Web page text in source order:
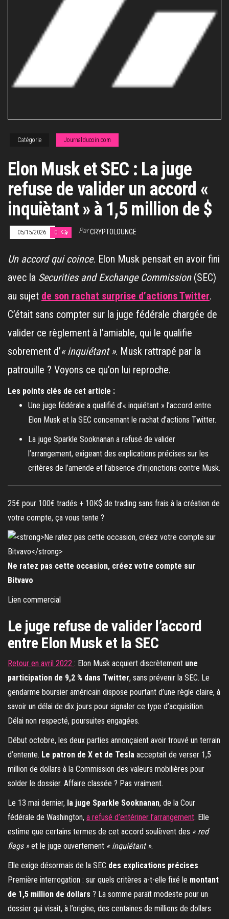
Catégorie Journalducoin.com
Elon Musk et SEC : La juge
refuse de valider un accord «
inquiètant » à 1,5 million de $
05/15/2026 0 ParCRYPTOLOUNGE
Un accord qui coince. Elon Musk pensait en avoir fini
avec la Securities and Exchange Commission(SEC)
au sujet de son rachat surprise d’actions Twitter.
C’était sans compter sur la juge fédérale chargée de
valider ce règlement à l’amiable, qui le qualifie
sobrement d’« inquiétant ». Musk rattrapé par la
patrouille ? Voyons ce qu’on lui reproche.
Les points clés de cet article :
Une juge fédérale a qualifié d’« inquiétant » l’accord entre
Elon Musk et la SEC concernant le rachat d’actions Twitter.
La juge Sparkle Sooknanan a refusé de valider
l’arrangement, exigeant des explications précises sur les
critères de l’amende et l’absence d’injonctions contre Musk.
25€ pour 100€ tradés + 10K$ de trading sans frais à la création de
votre compte, ça vous tente ?
Ne ratez pas cette occasion, créez votre compte sur
Bitvavo
Lien commercial
Le juge refuse de valider l’accord
entre Elon Musk et la SEC
Retour en avril 2022 : Elon Musk acquiert discrètement une
participation de 9,2 % dans Twitter, sans prévenir la SEC. Le
gendarme boursier américain dispose pourtant d’une règle claire, à
savoir un délai de dix jours pour signaler ce type d’acquisition.
Délai non respecté, poursuites engagées.
Début octobre, les deux parties annonçaient avoir trouvé un terrain
d’entente. Le patron de X et de Tesla acceptait de verser 1,5
million de dollars à la Commission des valeurs mobilières pour
solder le dossier. Affaire classée ? Pas vraiment.
Le 13 mai dernier, la juge Sparkle Sooknanan, de la Cour
fédérale de Washington, a refusé d’entériner l’arrangement. Elle
estime que certains termes de cet accord soulèvent des « red
flags »et le juge ouvertement « inquiétant ».
Elle exige désormais de la SEC des explications précises.
Première interrogation : sur quels critères a-t-elle fixé le montant
de 1,5 million de dollars ? La somme paraît modeste pour un
dossier qui visait, à l’origine, des centaines de millions de dollars